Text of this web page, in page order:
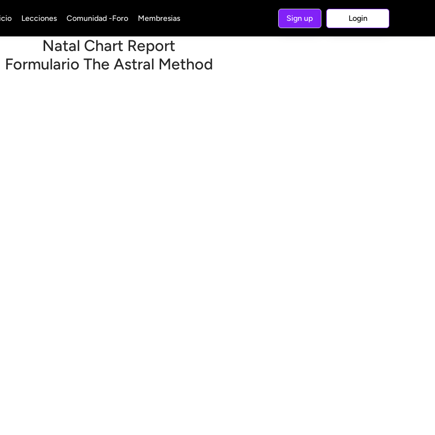
Lecciones Comunidad -Foro Membresias Sign up Login
Natal Chart Report
Formulario The Astral Method